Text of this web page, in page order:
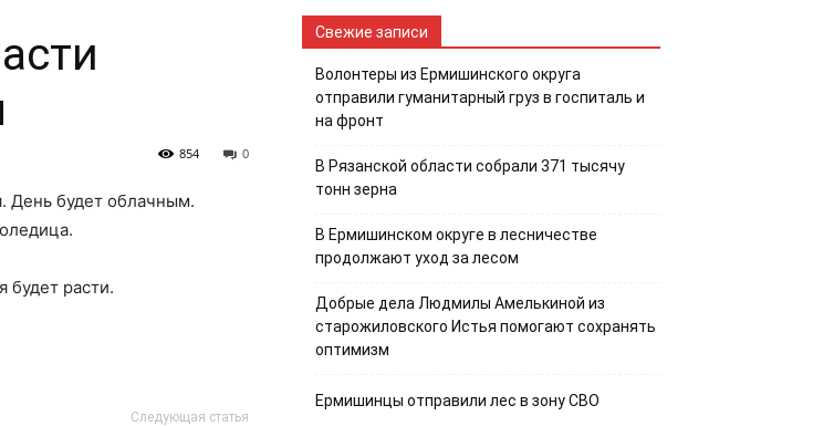
0
854
День будет облачным.
будет расти.
Следующая статья
Свежие записи
Волонтеры из Ермишинского округа
отправили гуманитарный груз в госпиталь и
на фронт
В Рязанской области собрали 371 тысячу
тонн зерна
В Ермишинском округе в лесничестве
продолжают уход за лесом
Добрые дела Людмилы Амелькиной из
старожиловского Истья помогают сохранять
оптимизм
Ермишинцы отправили лес в зону СВО